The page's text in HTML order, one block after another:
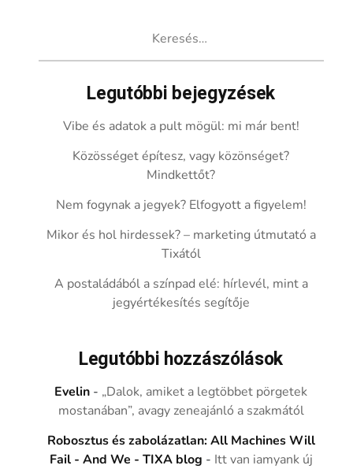
Legutóbbi bejegyzések
Vibe és adatok a pult mögül: mi már bent!
Közösséget építesz, vagy közönséget?
Mindkettőt?
Nem fogynak a jegyek? Elfogyott a figyelem!
Mikor és hol hirdessek? – marketing útmutató a
Tixától
A postaládából a színpad elé: hírlevél, mint a
jegyértékesítés segítője
Legutóbbi hozzászólások
Evelin - „Dalok, amiket a legtöbbet pörgetek
mostanában”, avagy zeneajánló a szakmától
Robosztus és zabolázatlan: All Machines Will
Fail - And We - TIXA blog - Itt van iamyank új